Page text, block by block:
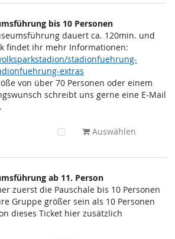
bis 10 Personen
dauert ca. 120min. und
findet ihr mehr Informationen:
stadionfuehrung-
extras
von über 70 Personen oder einem
schreibt uns gerne eine E-Mail
.
Auswählen
ab 11. Person
zuerst die Pauschale bis 10 Personen
Gruppe größer sein als 10 Personen
dieses Ticket hier zusätzlich